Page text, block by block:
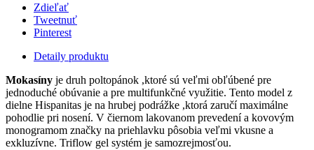
Zdieľať
Tweetnuť
Pinterest
Detaily produktu
Mokasíny je druh poltopánok ,ktoré sú veľmi obľúbené pre
jednoduché obúvanie a pre multifunkčné využitie. Tento model z
dielne Hispanitas je na hrubej podrážke ,ktorá zaručí maximálne
pohodlie pri nosení. V čiernom lakovanom prevedení a kovovým
monogramom značky na priehlavku pôsobia veľmi vkusne a
exkluzívne. Triflow gel systém je samozrejmosťou.